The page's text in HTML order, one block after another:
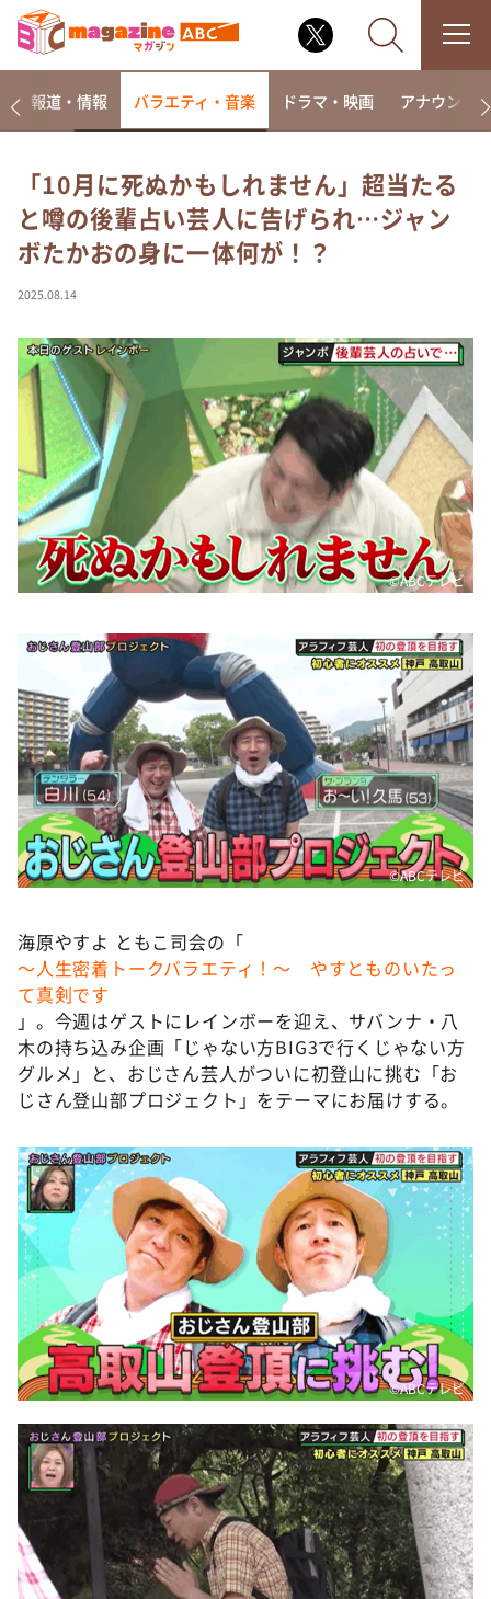
なるみ・岡村の過ぎるTV
相席食堂
これ余談なんですけど・・・
て真剣です
探偵！ナイトスクープ
news おかえり
河合＆A.B.C-Z塚田×福井アナ「なんでやねん！？」
（news おかえり）
DAIGOも台所 ～きょうの献立 何にする？～
本日はダイアンなり！シーズン２
朝だ！生です旅サラダ
ＬＩＦＥ～夢のカタチ～
新婚さんいらっしゃい！
ポツンと一軒家
ザキ山小屋本館
ぺこぱのまるスポ
アナ回覧板
報道・情報 バラエティ・音楽 ドラマ・映画 アナウンサー
「10月に死ぬかもしれません」超当たる
と噂の後輩占い芸人に告げられ…ジャン
ボたかおの身に一体何が！？
2025.08.14
©️ABCテレビ
©️ABCテレビ
海原やすよ ともこ司会の「
～人生密着トークバラエティ！～ やすとものいたっ
て真剣です
」。今週はゲストにレインボーを迎え、サバンナ・八
木の持ち込み企画「じゃない方BIG3で行くじゃない方
グルメ」と、おじさん芸人がついに初登山に挑む「お
じさん登山部プロジェクト」をテーマにお届けする。
©️ABCテレビ